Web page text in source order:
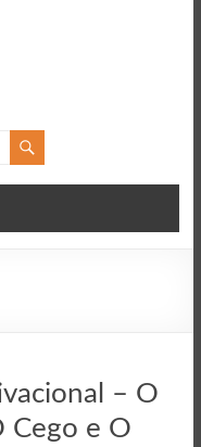
– O
Cego e O